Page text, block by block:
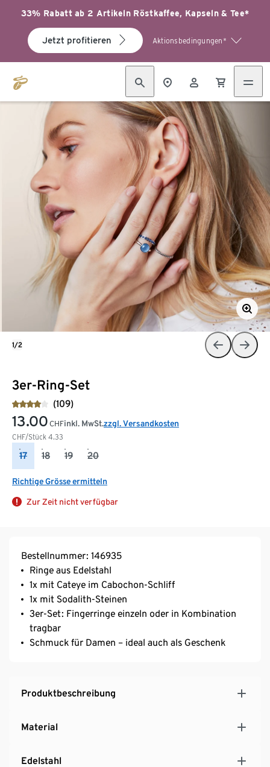
33% Rabatt ab 2 Artikeln Röstkaffee, Kapseln & Tee*
Jetzt profitieren Aktionsbedingungen*
3er-Ring-Set
(109)
13.00 CHF
CHF/Stück 4.33
inkl. MwSt.zzgl. Versandkosten
17 18 19 20
Richtige Grösse ermitteln
Zur Zeit nicht verfügbar
1/2
Bestellnummer: 146935
Ringe aus Edelstahl
1x mit Cateye im Cabochon-Schliff
1x mit Sodalith-Steinen
3er-Set: Fingerringe einzeln oder in Kombination
tragbar
Schmuck für Damen – ideal auch als Geschenk
Produktbeschreibung
Material
Edelstahl